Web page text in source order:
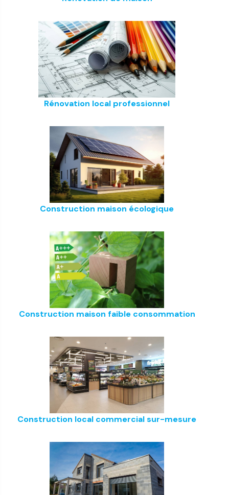
Rénovation local professionnel
Construction maison écologique
Construction maison faible consommation
Construction local commercial sur-mesure